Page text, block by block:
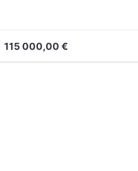
115 000,00 €